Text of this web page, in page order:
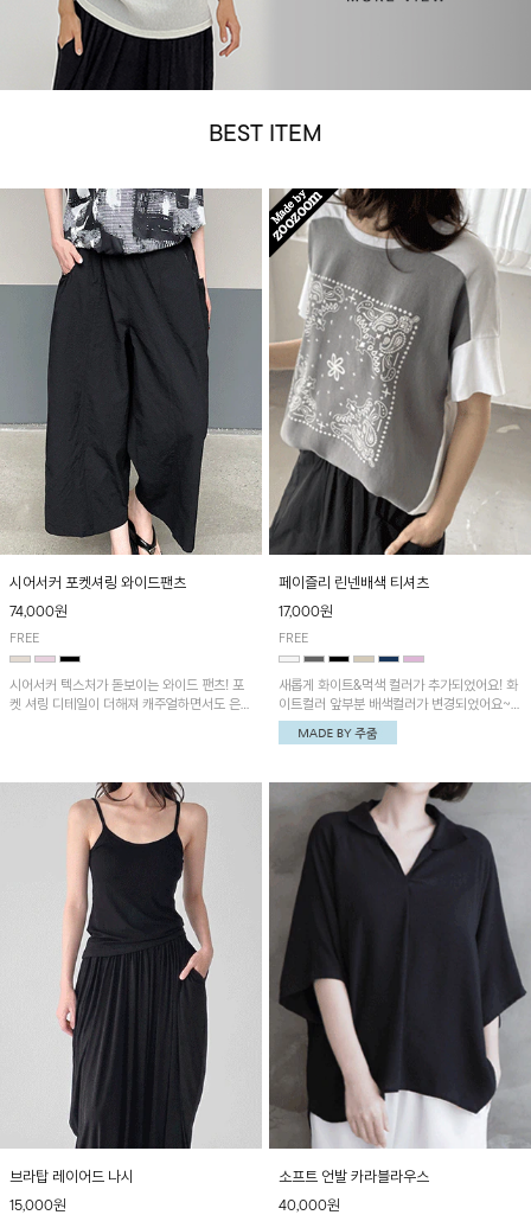
BEST ITEM
시어서커 포켓셔링 와이드팬츠
74,000원
FREE
시어서커 텍스처가 돋보이는 와이드 팬츠! 포
켓 셔링 디테일이 더해져 캐주얼하면서도 은은
아이템으로 활용하기 좋아요~
페이즐리 린넨배색 티셔츠
17,000원
FREE
새롭게 화이트&먹색 컬러가 추가되었어요! 화
이트컬러 앞부분 배색컬러가 변경되었어요~
중앙 린넨배색으로 유니크하면서 페이즐리 패
턴으로 감각적인 분위기를 연출이 가능한 티셔
브라탑 레이어드 나시
15,000원
소프트 언발 카라블라우스
40,000원